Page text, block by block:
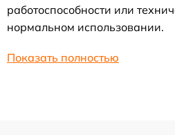
работоспособности или
нормальном использовании.
Показать полностью